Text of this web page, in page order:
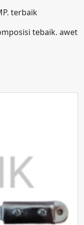
terbaik
tebaik. awet